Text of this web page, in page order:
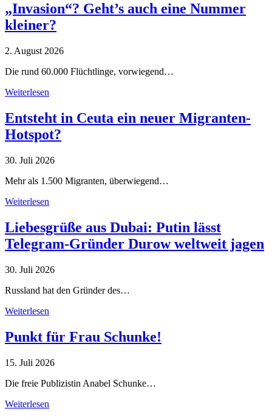
„Invasion“? Geht’s auch eine Nummer
kleiner?
2. August 2026
Die rund 60.000 Flüchtlinge, vorwiegend…
Weiterlesen
Entsteht in Ceuta ein neuer Migranten-
Hotspot?
30. Juli 2026
Mehr als 1.500 Migranten, überwiegend…
Weiterlesen
Liebesgrüße aus Dubai: Putin lässt
Telegram-Gründer Durow weltweit jagen
30. Juli 2026
Russland hat den Gründer des…
Weiterlesen
Punkt für Frau Schunke!
15. Juli 2026
Die freie Publizistin Anabel Schunke…
Weiterlesen